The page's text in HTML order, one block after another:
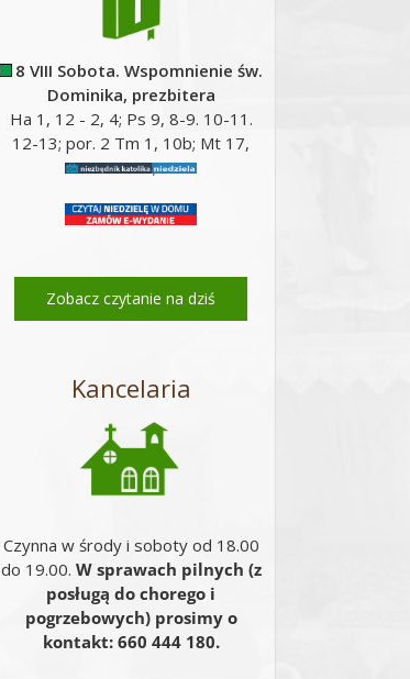
8 VIII Sobota. Wspomnienie św.
Dominika, prezbitera
Ha 1, 12 - 2, 4; Ps 9, 8-9. 10-11.
12-13; por. 2 Tm 1, 10b; Mt 17,
14-20;
Zobacz czytanie na dziś
Kancelaria
Czynna w środy i soboty od 18.00
do 19.00. W sprawach pilnych (z
posługą do chorego i
pogrzebowych) prosimy o
kontakt: 660 444 180.